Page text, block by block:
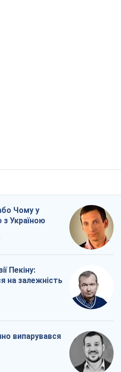
Чому у
з Україною
Пекіну:
на залежність
випарувався